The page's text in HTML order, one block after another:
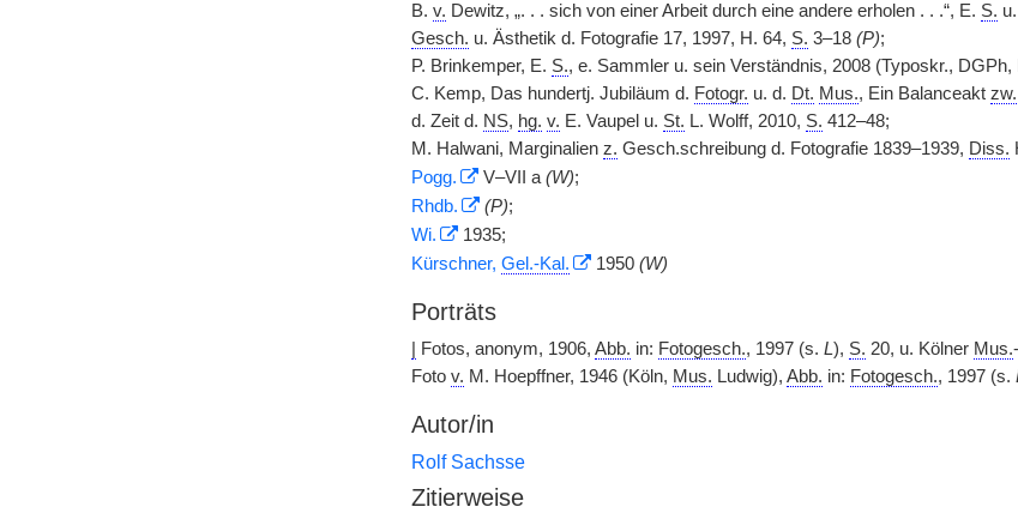
B. v. Dewitz, „. . . sich von einer Arbeit durch eine andere erholen . . .“, E. S.
Gesch. u. Ästhetik d. Fotografie 17, 1997, H. 64, S. 3–18 (P);
P. Brinkemper, E. S., e. Sammler u. sein Verständnis, 2008 (Typoskr., DGPh,
C. Kemp, Das hundertj. Jubiläum d. Fotogr. u. d. Dt. Mus., Ein Balanceakt zw.
d. Zeit d. NS, hg. v. E. Vaupel u. St. L. Wolff, 2010, S. 412–48;
M. Halwani, Marginalien z. Gesch.schreibung d. Fotografie 1839–1939, Diss.
Pogg.
V–VII a (W);
Rhdb.
(P);
Wi.
1935;
Kürschner, Gel.-Kal. 1950 (W)
Porträts
Fotos, anonym, 1906, Abb. in: Fotogesch., 1997 (s. L), S. 20, u. Kölner Mus.-
Foto v. M. Hoepffner, 1946 (Köln, Mus. Ludwig), Abb. in: Fotogesch., 1997 (s.
Autor/in
Rolf Sachsse
Zitierweise